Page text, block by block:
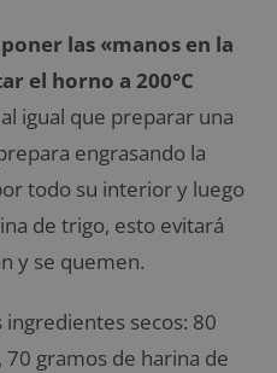
las «manos en la
el horno a 200°C
igual que preparar una
engrasando la
todo su interior y luego
de trigo, esto evitará
y se quemen.
secos: 80
gramos de harina de